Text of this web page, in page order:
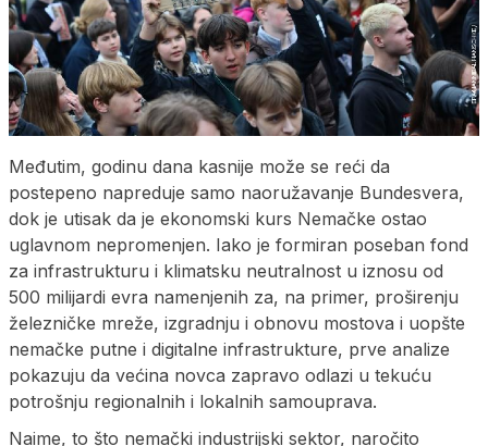
Međutim, godinu dana kasnije može se reći da
postepeno napreduje samo naoružavanje Bundesvera,
dok je utisak da je ekonomski kurs Nemačke ostao
uglavnom nepromenjen. Iako je formiran poseban fond
za infrastrukturu i klimatsku neutralnost u iznosu od
500 milijardi evra namenjenih za, na primer, proširenju
železničke mreže, izgradnju i obnovu mostova i uopšte
nemačke putne i digitalne infrastrukture, prve analize
pokazuju da većina novca zapravo odlazi u tekuću
potrošnju regionalnih i lokalnih samouprava.
Naime, to što nemački industrijski sektor, naročito